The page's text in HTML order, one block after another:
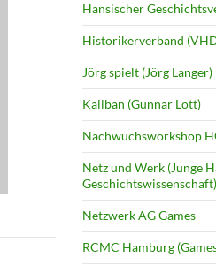
Hansischer
Historikerverband
Jörg spielt (Jörg Langer)
Kaliban (Gunnar Lott)
Nachwuchsworkshop
Netz und Werk (Junge
Geschichtswissenschaft)
Netzwerk AG Games
RCMC Hamburg